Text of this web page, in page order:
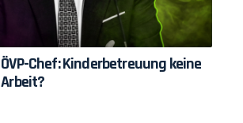
ÖVP-Chef: Kinderbetreuung keine
Arbeit?